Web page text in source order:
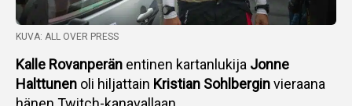
KUVA: ALL OVER PRESS
Kalle Rovanperän entinen kartanlukija Jonne
Halttunen oli hiljattain Kristian Sohlberginvieraana